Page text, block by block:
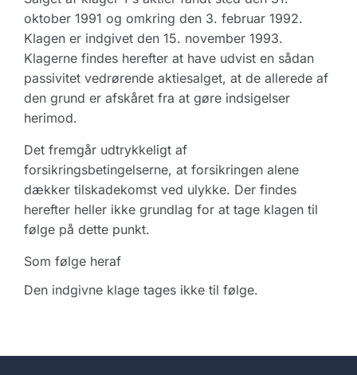
oktober 1991 og omkring den 3. februar 1992.
Klagen er indgivet den 15. november 1993.
Klagerne findes herefter at have udvist en sådan
passivitet vedrørende aktiesalget, at de allerede af
den grund er afskåret fra at gøre indsigelser
herimod.
Det fremgår udtrykkeligt af
forsikringsbetingelserne, at forsikringen alene
dækker tilskadekomst ved ulykke. Der findes
herefter heller ikke grundlag for at tage klagen til
følge på dette punkt.
Som følge heraf
Den indgivne klage tages ikke til følge.